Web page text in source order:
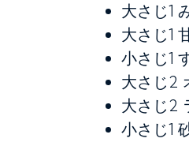
大さじ1
大さじ1
小さじ1
大さじ2
大さじ2
小さじ1